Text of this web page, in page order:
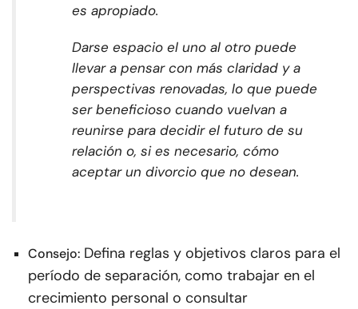
es apropiado.
Darse espacio el uno al otro puede
llevar a pensar con más claridad y a
perspectivas renovadas, lo que puede
ser beneficioso cuando vuelvan a
reunirse para decidir el futuro de su
relación o, si es necesario, cómo
aceptar un divorcio que no desean.
Consejo: Defina reglas y objetivos claros para el
período de separación, como trabajar en el
crecimiento personal o consultar